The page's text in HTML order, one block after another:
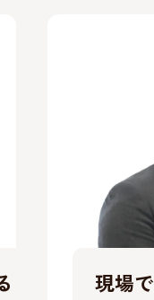
たもの